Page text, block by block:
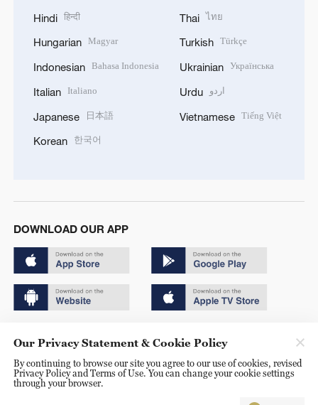
Hindi हिन्दी
Hungarian Magyar
Indonesian Bahasa Indonesia
Italian Italiano
Japanese 日本語
Korean 한국어
Thai ไทย
Turkish Türkçe
Ukrainian Українська
Urdu اردو
Vietnamese Tiếng Việt
DOWNLOAD OUR APP
京ICP备20000184号
京公网安备 11010502050052号
Our Privacy Statement & Cookie Policy
By continuing to browse our site you agree to our use of cookies, revised
Privacy Policy and Terms of Use. You can change your cookie settings
through your browser.